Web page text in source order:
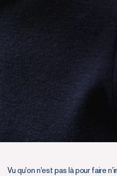
Vu qu'on n'est pas là pour faire